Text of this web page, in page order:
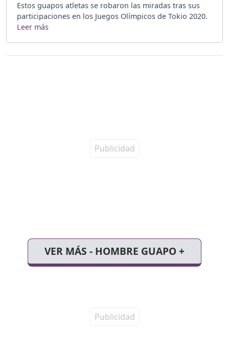
Estos guapos atletas se robaron las miradas tras sus
participaciones en los Juegos Olímpicos de Tokio 2020.
VER MÁS - HOMBRE GUAPO +